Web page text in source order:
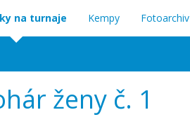
na turnaje Kempy Fotoarchiv
ženy č. 1